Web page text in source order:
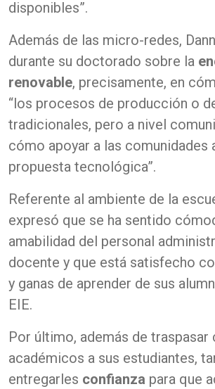
disponibles”.
Además de las micro-redes,
durante su doctorado sobre la
renovable, precisamente, en
“los procesos de producción o
tradicionales, pero a nivel
cómo apoyar a las comunidades
propuesta tecnológica”.
Referente al ambiente de la
expresó que se ha sentido
amabilidad del personal
docente y que está satisfecho
y ganas de aprender de sus
EIE.
Por último, además de
académicos a sus estudiantes,
entregarles confianza para que